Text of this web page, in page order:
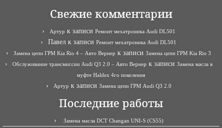
Свежие комментарии
Артур к записи Ремонт мехатроника Audi DL501
Павел к записи Ремонт мехатроника Audi DL501
Замена цепи ГРМ Kia Rio 4 – Авто Вернер к записи Замена цепи ГРМ Kia Rio 3
Обслуживание трансмиссии Audi Q3 2.0 – Авто Вернер к записи Замена масла в
муфте Haldex 4го поколения
Артур к записи Замена цепи ГРМ Audi Q3 2.0
Последние работы
Замена масла DCT Changan UNI-S (CS55)